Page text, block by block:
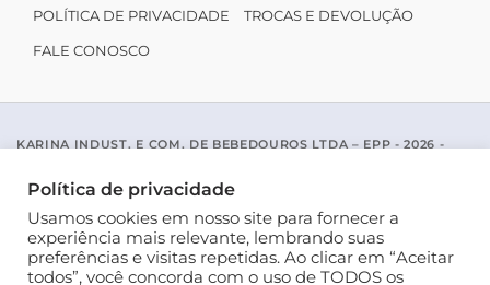
POLÍTICA DE PRIVACIDADE TROCAS E DEVOLUÇÃO
FALE CONOSCO
KARINA INDUST. E COM. DE BEBEDOUROS LTDA – EPP - 2026 -
DO RIO PRETO / SP - CEP 15077-456
Política de privacidade
Usamos cookies em nosso site para fornecer a
experiência mais relevante, lembrando suas
preferências e visitas repetidas. Ao clicar em “Aceitar
todos”, você concorda com o uso de TODOS os